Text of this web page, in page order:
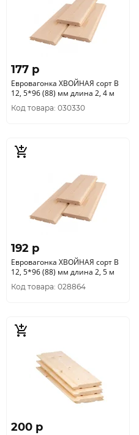
177 p
Евровагонка ХВОЙНАЯ сорт В
12, 5*96 (88) мм длина 2, 4 м
Код товара: 030330
192 p
Евровагонка ХВОЙНАЯ сорт В
12, 5*96 (88) мм длина 2, 5 м
Код товара: 028864
200 p